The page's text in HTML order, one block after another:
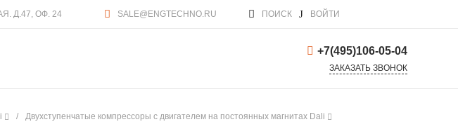
Д.47, ОФ. 24 SALE@ENGTECHNO.RU ПОИСК ВОЙТИ
+7(495)106-05-04
ЗАКАЗАТЬ ЗВОНОК
/ Двухступенчатые компрессоры с двигателем на постоянных магнитах Dali